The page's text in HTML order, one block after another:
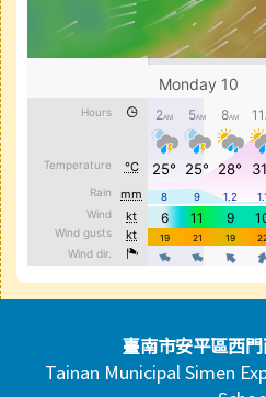
頁尾區域內容臺南市安平區西
Tainan Municipal Simen